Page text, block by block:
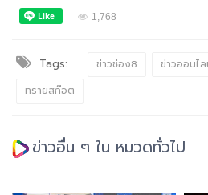
1,768
Tags: ข่าวช่อง8 ข่าวออนไ
ทรายสก๊อต
ข่าวอื่น ๆ ใน หมวดทั่วไป